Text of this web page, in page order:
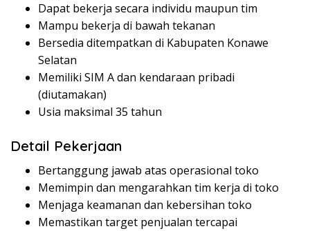
Dapat bekerja secara individu maupun tim
Mampu bekerja di bawah tekanan
Bersedia ditempatkan di Kabupaten Konawe
Selatan
Memiliki SIM A dan kendaraan pribadi
(diutamakan)
Usia maksimal 35 tahun
Detail Pekerjaan
Bertanggung jawab atas operasional toko
Memimpin dan mengarahkan tim kerja di toko
Menjaga keamanan dan kebersihan toko
Memastikan target penjualan tercapai